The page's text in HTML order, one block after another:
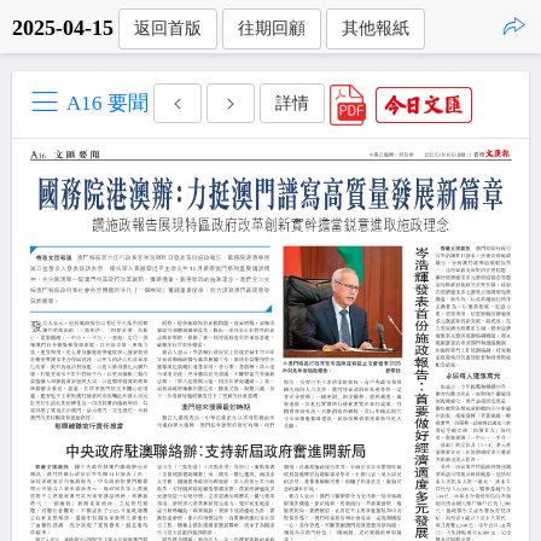
2025-04-15 返回首版 往期回顧 其他報紙
A16 要聞 詳情